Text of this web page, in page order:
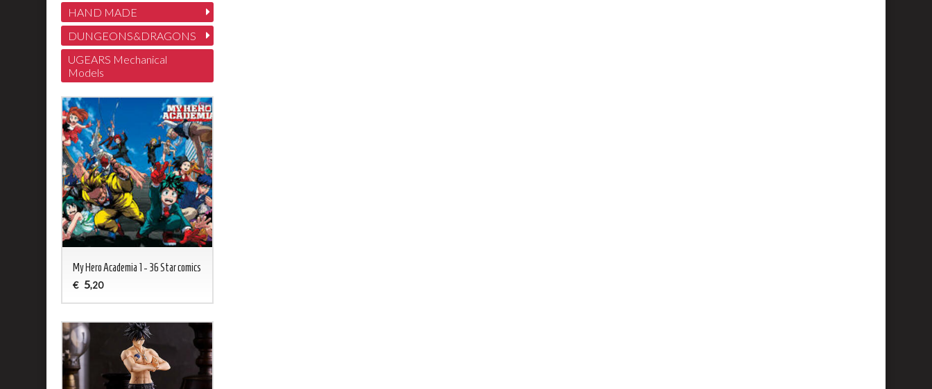
HAND MADE
DUNGEONS&DRAGONS
UGEARS Mechanical
Models
My Hero Academia 1 - 36 Star comics
€ 5,20